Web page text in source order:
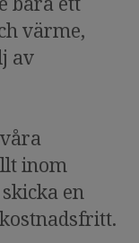
värme,
av
inom
en